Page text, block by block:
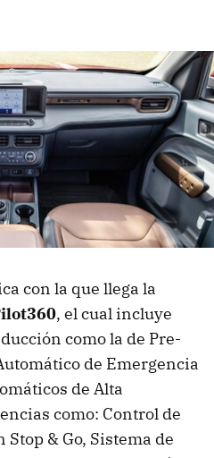
con la que llega la
, el cual incluye
como la de Pre-
de Emergencia
de Alta
como: Control de
& Go, Sistema de